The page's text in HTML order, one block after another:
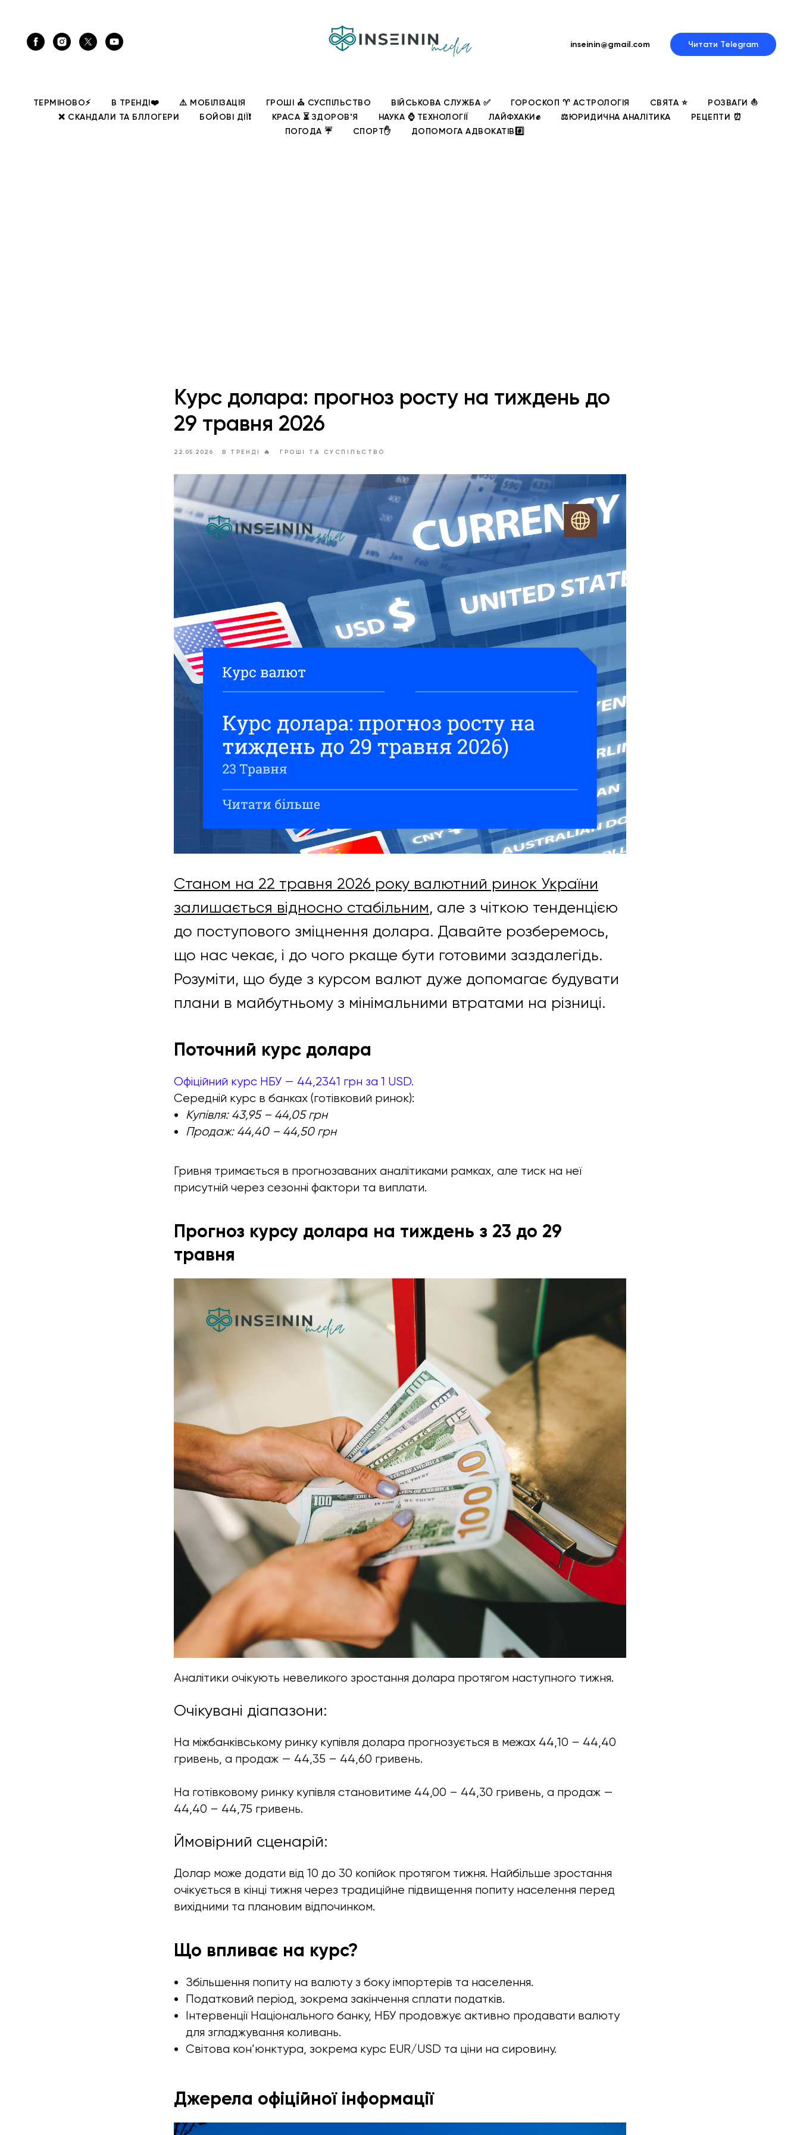
inseinin@gmail.com Читати Telegram
ТЕРМІНОВО⚡ В ТРЕНДІ❤️ ⚠️ МОБІЛІЗАЦІЯ ГРОШІ ⛪ СУСПІЛЬСТВО ВІЙСЬКОВА СЛУЖБА ✅ ГОРОСКОП ♈ АСТРОЛОГІЯ СВЯТА ⭐
РОЗВАГИ ⛵
❌ СКАНДАЛИ ТА БЛЛОГЕРИ
БОЙОВІ ДІЇ❗ КРАСА ⏳ ЗДОРОВʼЯ НАУКА ⌚ ТЕХНОЛОГІЇ ЛАЙФХАКИ✊ ⚖️ЮРИДИЧНА АНАЛІТИКА
РЕЦЕПТИ ⏰
ПОГОДА ☔
СПОРТ✋ ДОПОМОГА АДВОКАТІВ#️⃣
Курс долара: прогноз росту на тиждень до
29 травня 2026
22.05.2026 В ТРЕНДІ 🔥 ГРОШІ ТА СУСПІЛЬСТВО
Станом на 22 травня 2026 року валютний ринок України
залишається відносно стабільним, але з чіткою тенденцією
до поступового зміцнення долара. Давайте розберемось,
що нас чекає, і до чого ркаще бути готовими заздалегідь.
Розуміти, що буде з курсом валют дуже допомагає будувати
плани в майбутньому з мінімальними втратами на різниці.
Поточний курс долара
Офіційний курс НБУ — 44,2341 грн за 1 USD.
Середній курс в банках (готівковий ринок):
Купівля: 43,95 – 44,05 грн
Продаж: 44,40 – 44,50 грн
Гривня тримається в прогнозаваних аналітиками рамках, але тиск на неї
присутній через сезонні фактори та виплати.
Прогноз курсу долара на тиждень з 23 до 29
травня
Аналітики очікують невеликого зростання долара протягом наступного тижня.
Очікувані діапазони:
На міжбанківському ринку купівля долара прогнозується в межах 44,10 – 44,40
гривень, а продаж — 44,35 – 44,60 гривень.
На готівковому ринку купівля становитиме 44,00 – 44,30 гривень, а продаж —
44,40 – 44,75 гривень.
Ймовірний сценарій:
Долар може додати від 10 до 30 копійок протягом тижня. Найбільше зростання
очікується в кінці тижня через традиційне підвищення попиту населення перед
вихідними та плановим відпочинком.
Що впливає на курс?
Збільшення попиту на валюту з боку імпортерів та населення.
Податковий період, зокрема закінчення сплати податків.
Інтервенції Національного банку, НБУ продовжує активно продавати валюту
для згладжування коливань.
Світова кон’юнктура, зокрема курс EUR/USD та ціни на сировину.
Джерела офіційної інформації